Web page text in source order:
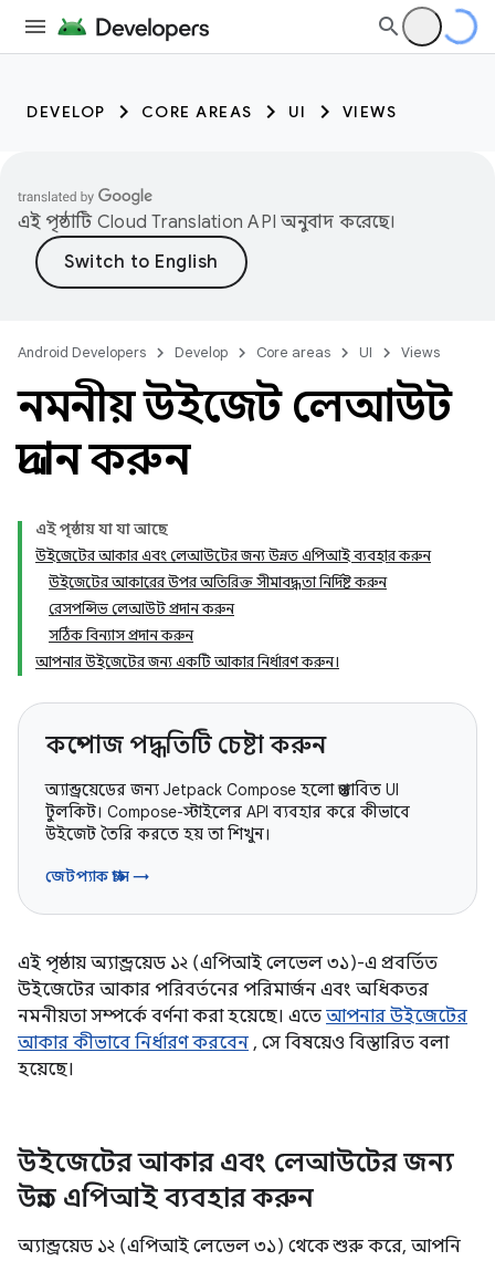
DEVELOP CORE AREAS UI VIEWS
এই পৃষ্ঠাটি Cloud Translation API অনুবাদ করেছে।
Android Developers Develop Core areas UI Views
নমনীয় উইজেট লেআউট
প্রদান করুন
এই পৃষ্ঠায় যা যা আছে
উইজেটের আকার এবং লেআউটের জন্য উন্নত এপিআই ব্যবহার করুন
উইজেটের আকারের উপর অতিরিক্ত সীমাবদ্ধতা নির্দিষ্ট করুন
রেসপন্সিভ লেআউট প্রদান করুন
সঠিক বিন্যাস প্রদান করুন
আপনার উইজেটের জন্য একটি আকার নির্ধারণ করুন।
কম্পোজ পদ্ধতিটি চেষ্টা করুন
অ্যান্ড্রয়েডের জন্য Jetpack Compose হলো প্রস্তাবিত UI
টুলকিট। Compose-স্টাইলের API ব্যবহার করে কীভাবে
উইজেট তৈরি করতে হয় তা শিখুন।
জেটপ্যাক গ্লান্স →
এই পৃষ্ঠায় অ্যান্ড্রয়েড ১২ (এপিআই লেভেল ৩১)-এ প্রবর্তিত
উইজেটের আকার পরিবর্তনের পরিমার্জন এবং অধিকতর
নমনীয়তা সম্পর্কে বর্ণনা করা হয়েছে। এতে আপনার উইজেটের
আকার কীভাবে নির্ধারণ করবেন , সে বিষয়েও বিস্তারিত বলা
হয়েছে।
উইজেটের আকার এবং লেআউটের জন্য
উন্নত এপিআই ব্যবহার করুন
অ্যান্ড্রয়েড ১২ (এপিআই লেভেল ৩১) থেকে শুরু করে, আপনি